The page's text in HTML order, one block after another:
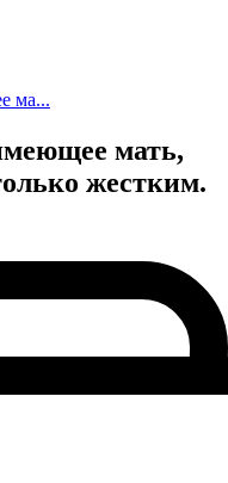
ма...
мать,
жестким.